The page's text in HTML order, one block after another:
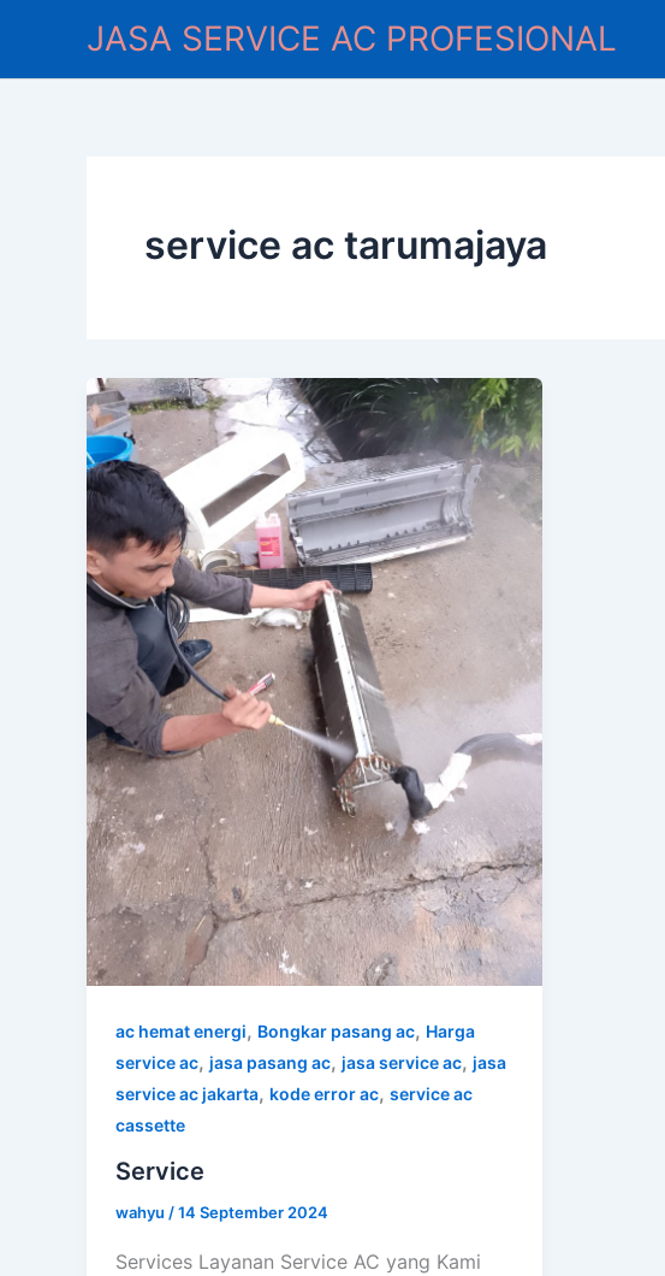
konten
JASA SERVICE AC PROFESIONAL
service ac tarumajaya
ac hemat energi, Bongkar pasang ac, Harga
service ac, jasa pasang ac, jasa service ac, jasa
service ac jakarta, kode error ac, service ac
cassette
Service
wahyu /14 September 2024
Services Layanan Service AC yang Kami